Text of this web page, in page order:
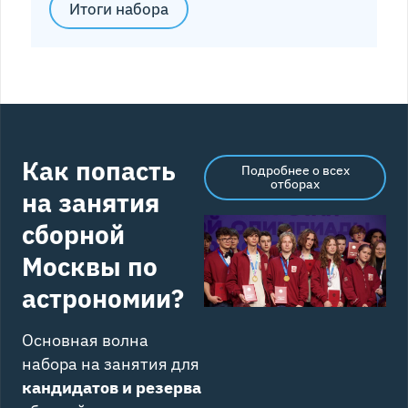
Итоги набора
Как попасть
на занятия
сборной
Москвы по
астрономии?
Основная волна
набора на занятия для
кандидатов и резерва
Подробнее о всех
отборах